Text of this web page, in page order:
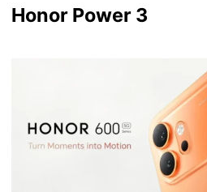
Honor Power 3